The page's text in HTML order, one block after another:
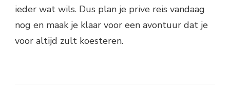
ieder wat wils. Dus plan je prive reis vandaag
nog en maak je klaar voor een avontuur dat je
voor altijd zult koesteren.